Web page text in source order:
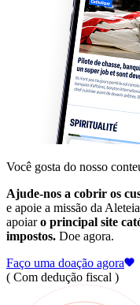
Você gosta do nosso
Ajude-nos a cobrir os
e apoie a missão da
apoiaro principal site
impostos. Doe agora.
Faço uma doação agora
( Com dedução fiscal )